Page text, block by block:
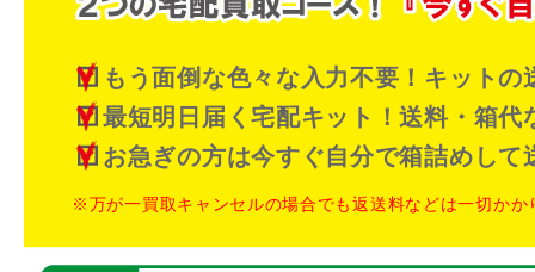
もう面倒な色々な入力不要！キット
最短明日届く宅配キット！送料・箱代
お急ぎの方は今すぐ自分で箱詰めして
※万が一買取キャンセルの場合でも返送料などは一切かか